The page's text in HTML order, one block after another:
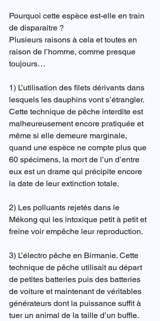
Pourquoi cette espèce est-elle en train
de disparaitre ?
Plusieurs raisons à cela et toutes en
raison de l’homme, comme presque
toujours…
1) L’utilisation des filets dérivants dans
lesquels les dauphins vont s’étrangler.
Cette technique de pêche interdite est
malheureusement encore pratiquée et
même si elle demeure marginale,
quand une espèce ne compte plus que
60 spécimens, la mort de l’un d’entre
eux est un drame qui précipite encore
la date de leur extinction totale.
2) Les polluants rejetés dans le
Mékong qui les intoxique petit à petit et
freine voir empêche leur reproduction.
3) L’électro pêche en Birmanie. Cette
technique de pêche utilisait au départ
de petites batteries puis des batteries
de voiture et maintenant de véritables
générateurs dont la puissance suffit à
tuer un animal de la taille d’un buffle.